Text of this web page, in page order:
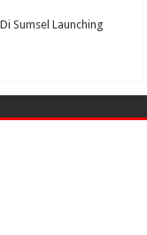
Sumsel Launching